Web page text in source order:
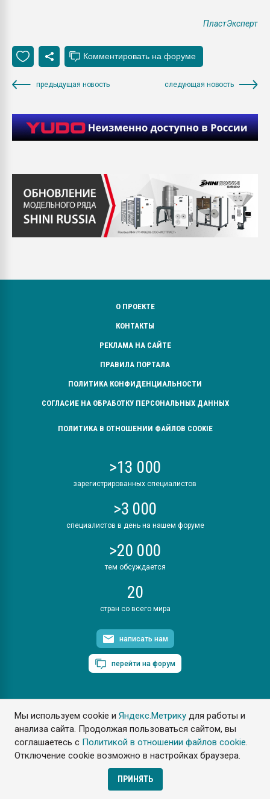
Мы используем cookie иЯндекс.Метрику для работы и
анализа сайта. Продолжая пользоваться сайтом, вы
соглашаетесь с Политикой в отношении файлов cookie.
Отключение cookie возможно в настройках браузера.
ПРИНЯТЬ
ПластЭксперт
предыдущая новость следующая новость
О ПРОЕКТЕ
КОНТАКТЫ
РЕКЛАМА НА САЙТЕ
ПРАВИЛА ПОРТАЛА
ПОЛИТИКА КОНФИДЕНЦИАЛЬНОСТИ
СОГЛАСИЕ НА ОБРАБОТКУ ПЕРСОНАЛЬНЫХ ДАННЫХ
ПОЛИТИКА В ОТНОШЕНИИ ФАЙЛОВ COOKIE
>13 000
зарегистрированных специалистов
>3 000
специалистов в день на нашем форуме
>20 000
тем обсуждается
20
стран со всего мира
написать нам
перейти на форум
ПластЭксперт © 2006. Все права защищены
Разрешается копирование материалов сайта с обязательной
ссылкой на www.e-plastic.ru
Разработка сайта